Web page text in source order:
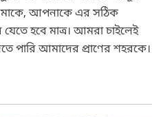
আপনাকে এর সঠিক
হবে মাত্র। আমরা চাইলেই
পারি আমাদের প্রাণের শহরকে।